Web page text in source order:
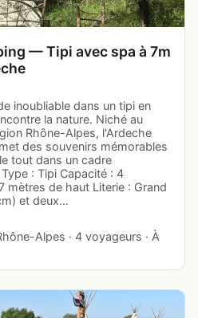
— Tipi avec spa à 7m
inoubliable dans un tipi en
la nature. Niché au
Rhône-Alpes, l'Ardeche
des souvenirs mémorables
tout dans un cadre
: Tipi Capacité : 4
mètres de haut Literie : Grand
et deux…
Alpes · 4 voyageurs · À